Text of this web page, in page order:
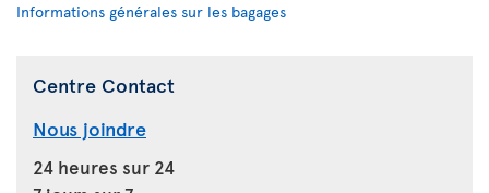
Informations générales sur les bagages
Centre Contact
Nous joindre
24 heures sur 24